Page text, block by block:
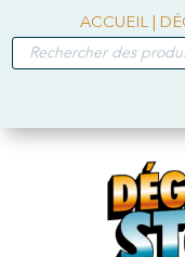
ACCUEIL
RECHERCHE
DE